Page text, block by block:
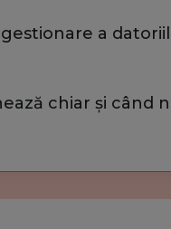
a
chiar și când